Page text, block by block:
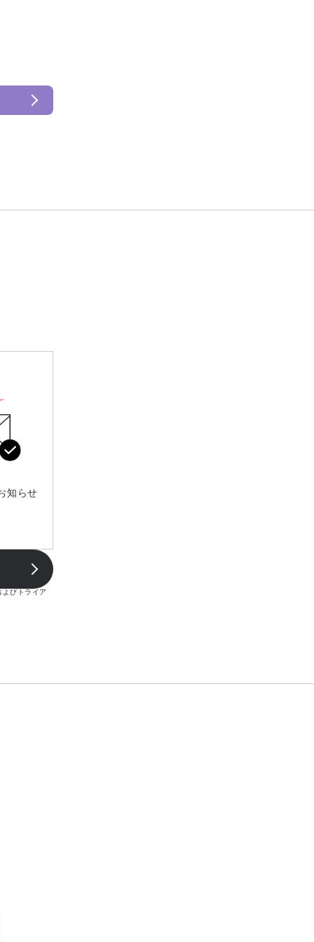
知らせ
びトライア